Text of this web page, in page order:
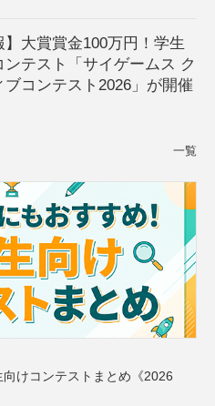
】大賞賞金100万円！学生
ンテスト「サイゲームス ク
ブコンテスト2026」が開催
一覧
けコンテストまとめ《2026